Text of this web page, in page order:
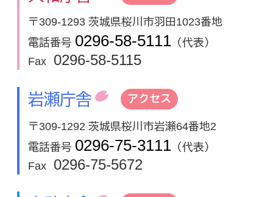
〒309-1293 茨城県桜川市羽田1023番地
電話番号 0296-58-5111 （代表）
Fax
0296-58-5115
岩瀬庁舎 アクセス
〒309-1292 茨城県桜川市岩瀬64番地2
電話番号 0296-75-3111 （代表）
Fax
0296-75-5672